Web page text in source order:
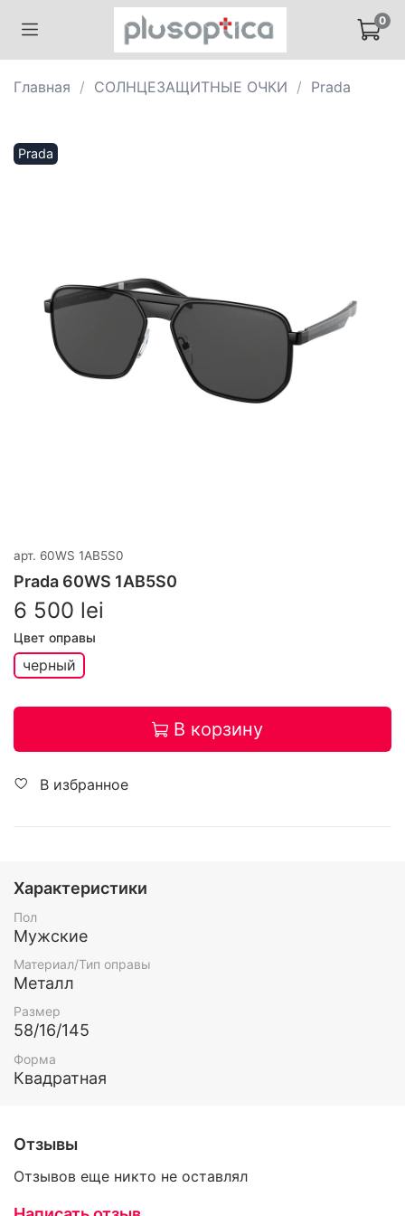
0
Главная СОЛНЦЕЗАЩИТНЫЕ ОЧКИ Prada
Prada
арт. 60WS 1AB5S0
Prada 60WS 1AB5S0
6 500 lei
Цвет оправы
черный
В корзину
В избранное
Характеристики
Пол
Мужские
Материал/Тип оправы
Металл
Размер
58/16/145
Форма
Квадратная
Отзывы
Отзывов еще никто не оставлял